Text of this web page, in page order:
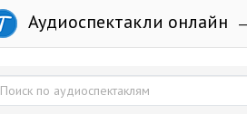
Аудиоспектакли онлайн